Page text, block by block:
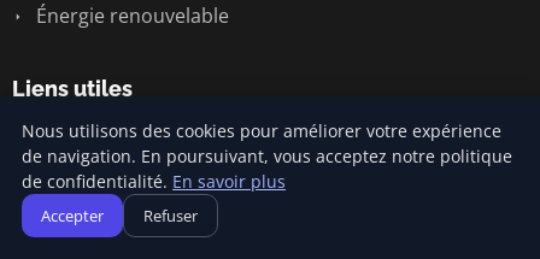
Énergie renouvelable
Liens utiles
Contact
Informations
Nous utilisons des cookies pour améliorer votre expérience
de navigation. En poursuivant, vous acceptez notre politique
de confidentialité. En savoir plus
Accepter Refuser